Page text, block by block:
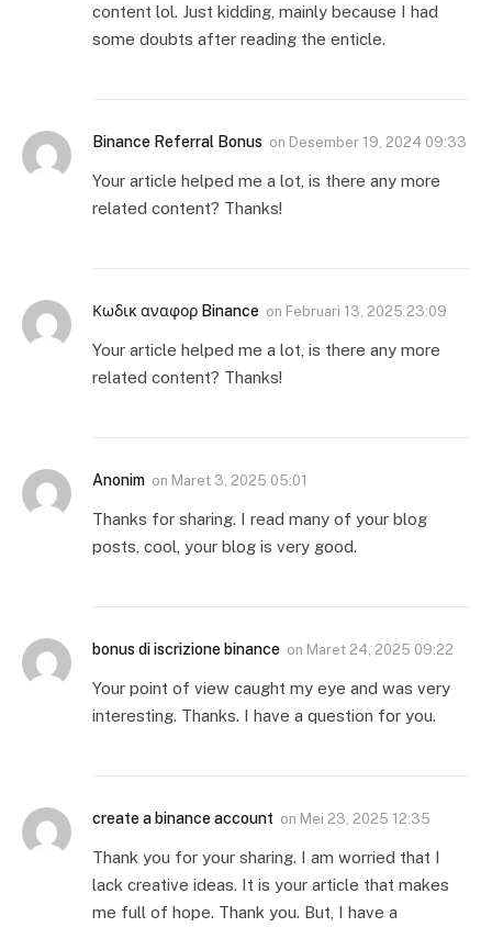
content lol. Just kidding, mainly because I had
some doubts after reading the enticle.
Binance Referral Bonus on Desember 19, 2024 09:33
Your article helped me a lot, is there any more
related content? Thanks!
Κωδικ αναφορ Binance on Februari 13, 2025 23:09
Your article helped me a lot, is there any more
related content? Thanks!
Anonim on Maret 3, 2025 05:01
Thanks for sharing. I read many of your blog
posts, cool, your blog is very good.
bonus di iscrizione binance on Maret 24, 2025 09:22
Your point of view caught my eye and was very
interesting. Thanks. I have a question for you.
create a binance account on Mei 23, 2025 12:35
Thank you for your sharing. I am worried that I
lack creative ideas. It is your article that makes
me full of hope. Thank you. But, I have a